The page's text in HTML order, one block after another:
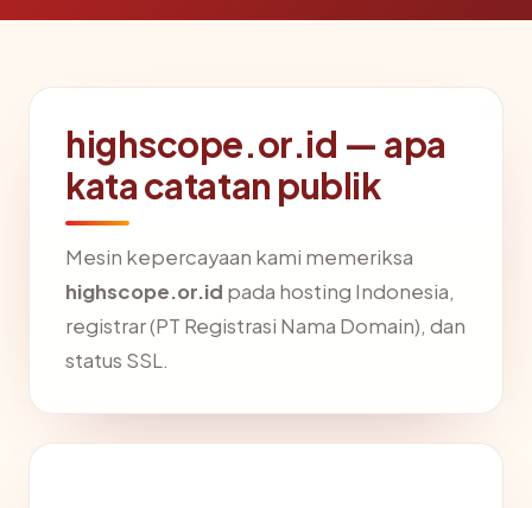
highscope.or.id — apa
kata catatan publik
Mesin kepercayaan kami memeriksa
highscope.or.id pada hosting Indonesia,
registrar (PT Registrasi Nama Domain), dan
status SSL.